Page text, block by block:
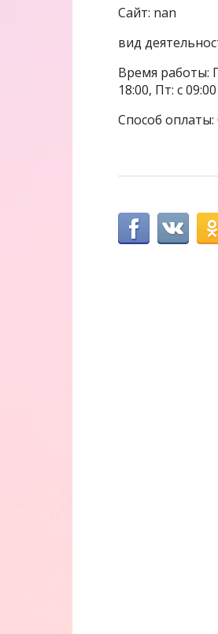
Сайт: nan
вид
Время работы:
18:00, Пт: с
Способ